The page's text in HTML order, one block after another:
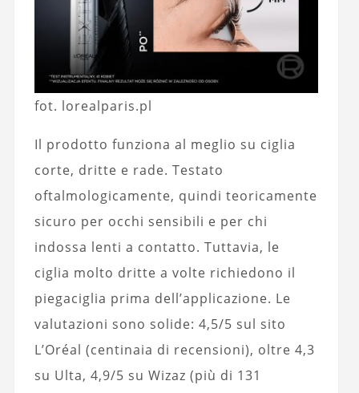
fot. lorealparis.pl
Il prodotto funziona al meglio su ciglia
corte, dritte e rade. Testato
oftalmologicamente, quindi teoricamente
sicuro per occhi sensibili e per chi
indossa lenti a contatto. Tuttavia, le
ciglia molto dritte a volte richiedono il
piegaciglia prima dell’applicazione. Le
valutazioni sono solide: 4,5/5 sul sito
L’Oréal (centinaia di recensioni), oltre 4,3
su Ulta, 4,9/5 su Wizaz (più di 131